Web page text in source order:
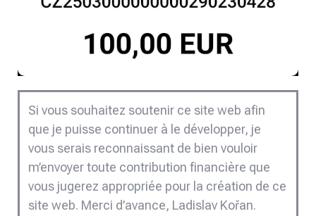
Si vous souhaitez soutenir ce site web afin
que je puisse continuer à le développer, je
vous serais reconnaissant de bien vouloir
m’envoyer toute contribution financière que
vous jugerez appropriée pour la création de ce
site web. Merci d’avance, Ladislav Kořan.